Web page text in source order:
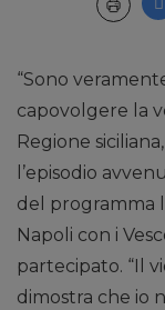
“Sono
capovolgere la
Regione
l’episodio
del programma
Napoli con i
partecipato. “Il
dimostra che io